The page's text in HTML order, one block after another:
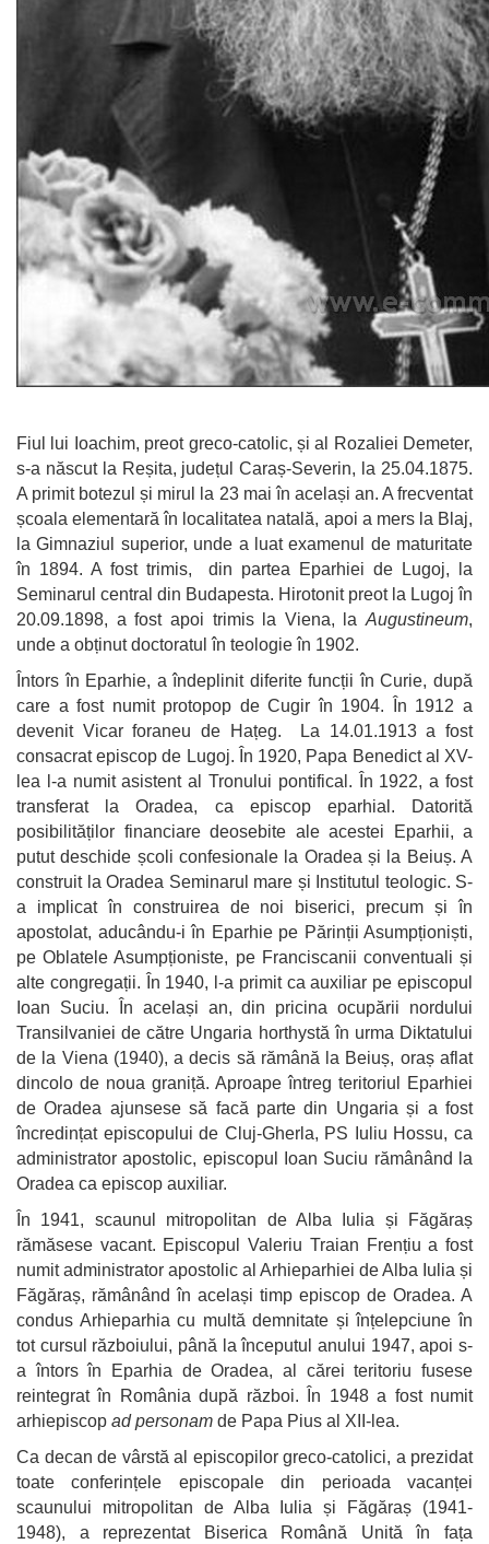
Fiul lui Ioachim, preot greco-catolic, și al Rozaliei Demeter,
s-a născut la Reșita, județul Caraș-Severin, la 25.04.1875.
A primit botezul și mirul la 23 mai în același an. A frecventat
școala elementară în localitatea natală, apoi a mers la Blaj,
la Gimnaziul superior, unde a luat examenul de maturitate
în 1894. A fost trimis, din partea Eparhiei de Lugoj, la
Seminarul central din Budapesta. Hirotonit preot la Lugoj în
20.09.1898, a fost apoi trimis la Viena, la Augustineum,
unde a obținut doctoratul în teologie în 1902.
Întors în Eparhie, a îndeplinit diferite funcții în Curie, după
care a fost numit protopop de Cugir în 1904. În 1912 a
devenit Vicar foraneu de Hațeg. La 14.01.1913 a fost
consacrat episcop de Lugoj. În 1920, Papa Benedict al XV-
lea l-a numit asistent al Tronului pontifical. În 1922, a fost
transferat la Oradea, ca episcop eparhial. Datorită
posibilităților financiare deosebite ale acestei Eparhii, a
putut deschide școli confesionale la Oradea și la Beiuș. A
construit la Oradea Seminarul mare și Institutul teologic. S-
a implicat în construirea de noi biserici, precum și în
apostolat, aducându-i în Eparhie pe Părinții Asumpționiști,
pe Oblatele Asumpționiste, pe Franciscanii conventuali și
alte congregații. În 1940, l-a primit ca auxiliar pe episcopul
Ioan Suciu. În același an, din pricina ocupării nordului
Transilvaniei de către Ungaria horthystă în urma Diktatului
de la Viena (1940), a decis să rămână la Beiuș, oraș aflat
dincolo de noua graniță. Aproape întreg teritoriul Eparhiei
de Oradea ajunsese să facă parte din Ungaria și a fost
încredințat episcopului de Cluj-Gherla, PS Iuliu Hossu, ca
administrator apostolic, episcopul Ioan Suciu rămânând la
Oradea ca episcop auxiliar.
În 1941, scaunul mitropolitan de Alba Iulia și Făgăraș
rămăsese vacant. Episcopul Valeriu Traian Frențiu a fost
numit administrator apostolic al Arhieparhiei de Alba Iulia și
Făgăraș, rămânând în același timp episcop de Oradea. A
condus Arhieparhia cu multă demnitate și înțelepciune în
tot cursul războiului, până la începutul anului 1947, apoi s-
a întors în Eparhia de Oradea, al cărei teritoriu fusese
reintegrat în România după război. În 1948 a fost numit
arhiepiscop ad personam de Papa Pius al XII-lea.
Ca decan de vârstă al episcopilor greco-catolici, a prezidat
toate conferințele episcopale din perioada vacanței
scaunului mitropolitan de Alba Iulia și Făgăraș (1941-
1948), a reprezentat Biserica Română Unită în fața